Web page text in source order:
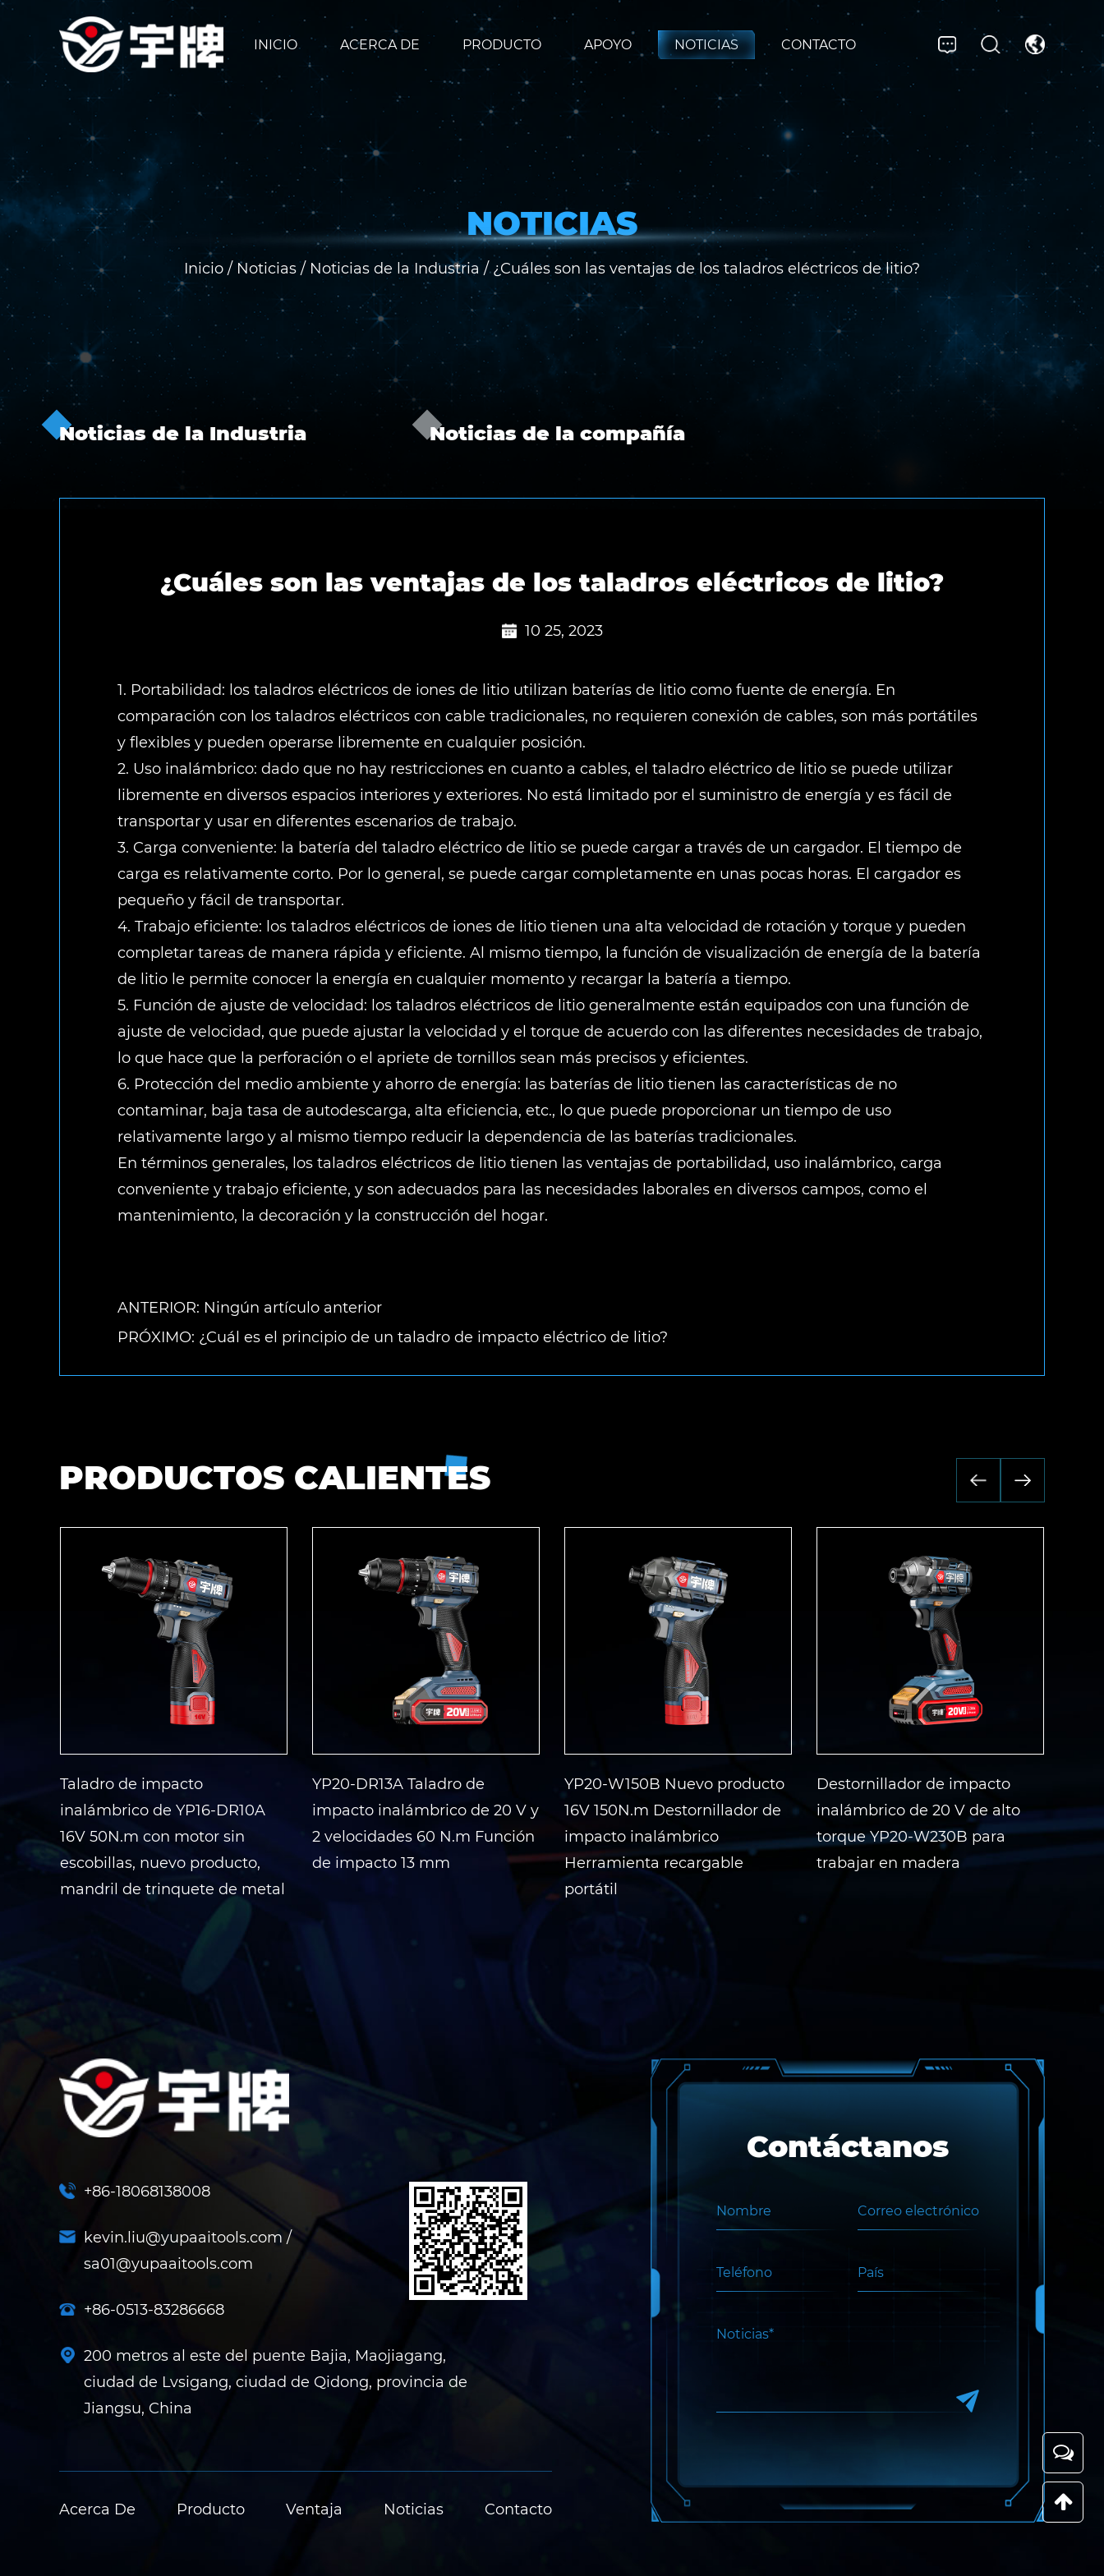
INICIO ACERCA DE PRODUCTO APOYO NOTICIAS CONTACTO
NOTICIAS
Inicio / Noticias/ Noticias de la Industria /¿Cuáles son las ventajas de los taladros eléctricos de litio?
Noticias de la Industria Noticias de la compañía
¿Cuáles son las ventajas de los taladros eléctricos de litio?
10 25, 2023
1. Portabilidad: los taladros eléctricos de iones de litio utilizan baterías de litio como fuente de energía. En
comparación con los taladros eléctricos con cable tradicionales, no requieren conexión de cables, son más portátiles
y flexibles y pueden operarse libremente en cualquier posición.
2. Uso inalámbrico: dado que no hay restricciones en cuanto a cables, el taladro eléctrico de litio se puede utilizar
libremente en diversos espacios interiores y exteriores. No está limitado por el suministro de energía y es fácil de
transportar y usar en diferentes escenarios de trabajo.
3. Carga conveniente: la batería del taladro eléctrico de litio se puede cargar a través de un cargador. El tiempo de
carga es relativamente corto. Por lo general, se puede cargar completamente en unas pocas horas. El cargador es
pequeño y fácil de transportar.
4. Trabajo eficiente: los taladros eléctricos de iones de litio tienen una alta velocidad de rotación y torque y pueden
completar tareas de manera rápida y eficiente. Al mismo tiempo, la función de visualización de energía de la batería
de litio le permite conocer la energía en cualquier momento y recargar la batería a tiempo.
5. Función de ajuste de velocidad: los taladros eléctricos de litio generalmente están equipados con una función de
ajuste de velocidad, que puede ajustar la velocidad y el torque de acuerdo con las diferentes necesidades de trabajo,
lo que hace que la perforación o el apriete de tornillos sean más precisos y eficientes.
6. Protección del medio ambiente y ahorro de energía: las baterías de litio tienen las características de no
contaminar, baja tasa de autodescarga, alta eficiencia, etc., lo que puede proporcionar un tiempo de uso
relativamente largo y al mismo tiempo reducir la dependencia de las baterías tradicionales.
En términos generales, los taladros eléctricos de litio tienen las ventajas de portabilidad, uso inalámbrico, carga
conveniente y trabajo eficiente, y son adecuados para las necesidades laborales en diversos campos, como el
mantenimiento, la decoración y la construcción del hogar.
ANTERIOR: Ningún artículo anterior
PRÓXIMO: ¿Cuál es el principio de un taladro de impacto eléctrico de litio?
PRODUCTOS CALIENTES
Taladro de impacto
inalámbrico de YP16-DR10A
16V 50N.m con motor sin
escobillas, nuevo producto,
mandril de trinquete de metal
YP20-DR13A Taladro de
impacto inalámbrico de 20 V y
2 velocidades 60 N.m Función
de impacto 13 mm
YP20-W150B Nuevo producto
16V 150N.m Destornillador de
impacto inalámbrico
Herramienta recargable
portátil
Destornillador de impacto
inalámbrico de 20 V de alto
torque YP20-W230B para
trabajar en madera
+86-18068138008
kevin.liu@yupaaitools.com /
sa01@yupaaitools.com
+86-0513-83286668
200 metros al este del puente Bajia, Maojiagang,
ciudad de Lvsigang, ciudad de Qidong, provincia de
Jiangsu, China
Acerca De Producto Ventaja Noticias Contacto
Contáctanos